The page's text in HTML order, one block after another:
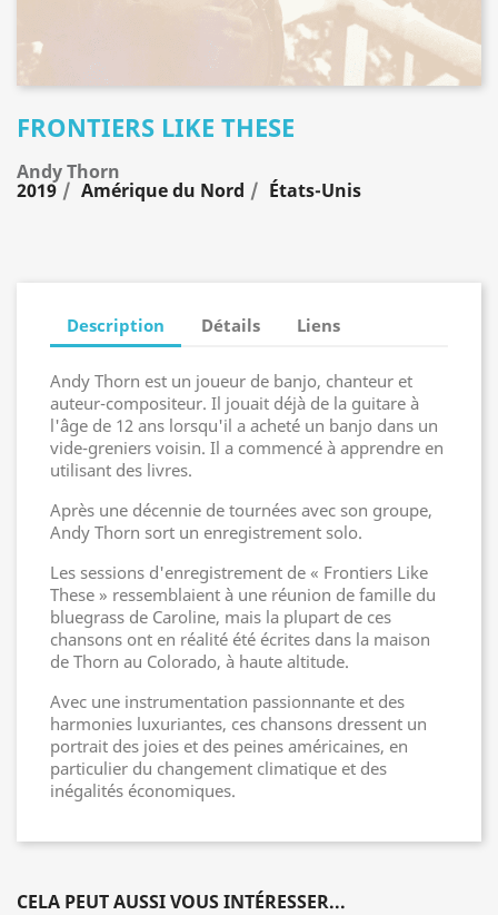
FRONTIERS LIKE THESE
Andy Thorn
2019 Amérique du Nord États-Unis
Description Détails Liens
Andy Thorn est un joueur de banjo, chanteur et
auteur-compositeur. Il jouait déjà de la guitare à
l'âge de 12 ans lorsqu'il a acheté un banjo dans un
vide-greniers voisin. Il a commencé à apprendre en
utilisant des livres.
Après une décennie de tournées avec son groupe,
Andy Thorn sort un enregistrement solo.
Les sessions d'enregistrement de « Frontiers Like
These » ressemblaient à une réunion de famille du
bluegrass de Caroline, mais la plupart de ces
chansons ont en réalité été écrites dans la maison
de Thorn au Colorado, à haute altitude.
Avec une instrumentation passionnante et des
harmonies luxuriantes, ces chansons dressent un
portrait des joies et des peines américaines, en
particulier du changement climatique et des
inégalités économiques.
CELA PEUT AUSSI VOUS INTÉRESSER...